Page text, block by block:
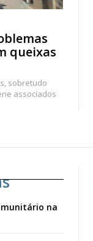
queixas
sobretudo
associados
na